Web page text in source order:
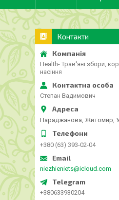
Контакти
Health- Трав'яні збори,
насіння
Степан Вадимович
Параджанова, Житомир,
+380 (63) 393-02-04
niezhieniets@icloud.com
+380633930204